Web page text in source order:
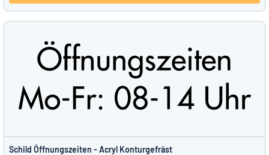
Schild Öffnungszeiten - Acryl Konturgefräst